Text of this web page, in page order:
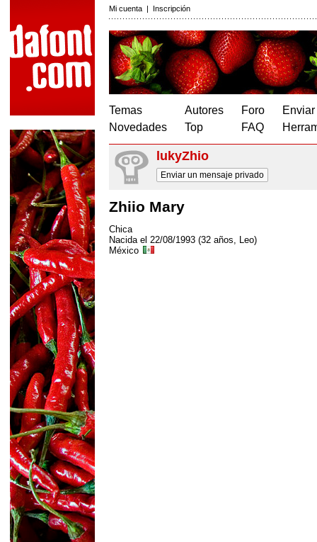
Mi cuenta | Inscripción
Temas
Novedades
Autores
Top
Foro
FAQ
lukyZhio
Enviar un mensaje privado
Zhiio Mary
Chica
Nacida el 22/08/1993 (32 años, Leo)
México